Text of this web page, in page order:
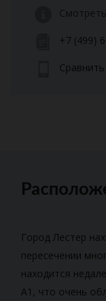
+7 (499)
Сравнить
Город Лестер
пересечении
находится
A1, что очень